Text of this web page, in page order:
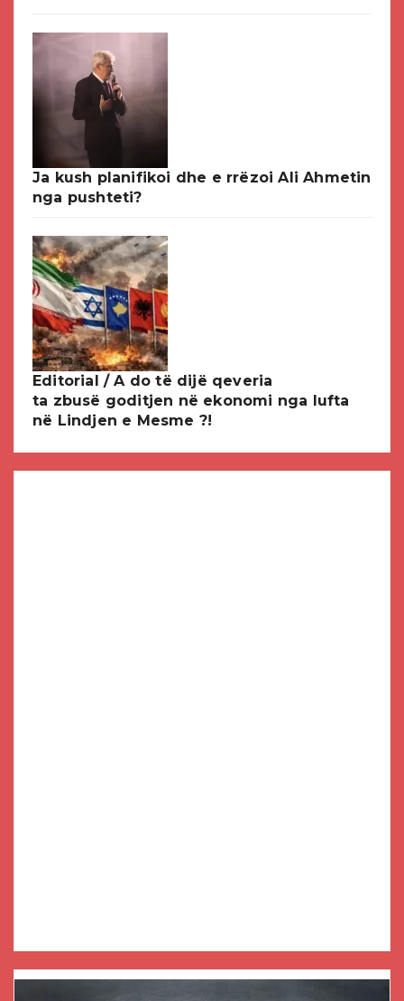
Ja kush planifikoi dhe e rrëzoi Ali Ahmetin
nga pushteti?
Editorial / A do të dijë qeveria
ta zbusë goditjen në ekonomi nga lufta
në Lindjen e Mesme ?!